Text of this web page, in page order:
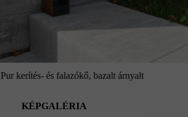
kerítés- és falazókő, bazalt árnyalt
KÉPGALÉRIA